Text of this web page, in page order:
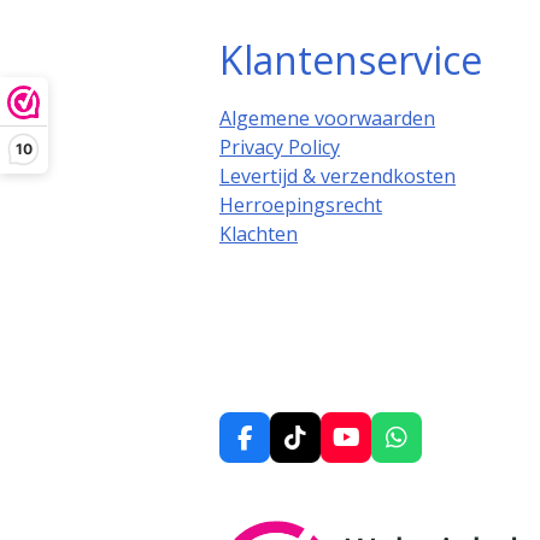
10
Klantenservice
Algemene voorwaarden
Privacy Policy
Levertijd & verzendkosten
Herroepingsrecht
Klachten
F
a
T
i
Y
o
W
h